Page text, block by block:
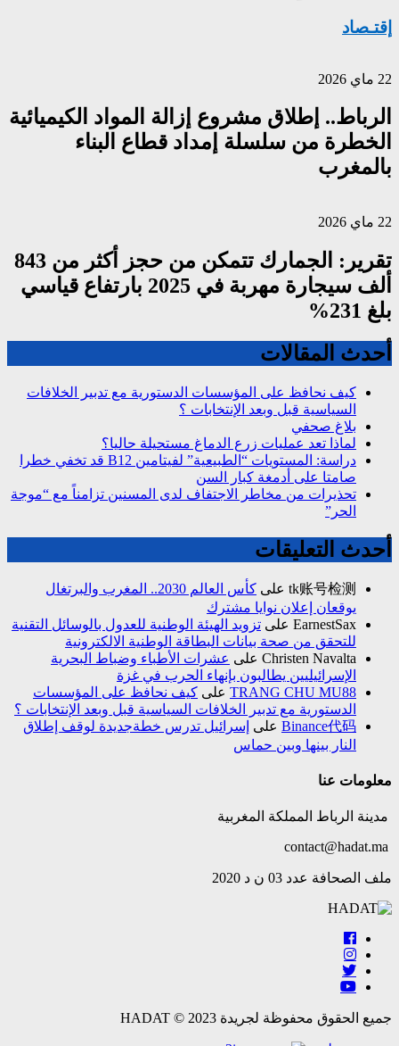
إقتـصاد
22 ماي 2026
الرباط.. إطلاق مشروع إزالة المواد الكيميائية
الخطرة من سلسلة إمداد قطاع البناء
بالمغرب
22 ماي 2026
تقرير: الجمارك تتمكن من حجز أكثر من 843
ألف سيجارة مهربة في 2025 بارتفاع قياسي
بلغ 231%
أحدث المقالات
كيف نحافظ على المؤسسات الدستورية مع تدبير الخلافات
السياسية قبل وبعد الإنتخابات ؟
بلاغ صحفي
لماذا تعد عمليات زرع الدماغ مستحيلة حاليا؟
دراسة: المستويات “الطبيعية” لفيتامين B12 قد تخفي خطرا
صامتا على أدمغة كبار السن
تحذيرات من مخاطر الاجتفاف لدى المسنين تزامناً مع “موجة
الحر”
أحدث التعليقات
tk账号检测 على
كأس العالم 2030.. المغرب والبرتغال
يوقعان إعلان نوايا مشترك
EarnestSax على تزويد الهيئة الوطنية للعدول بالوسائل التقنية
للتحقق من صحة بيانات البطاقة الوطنية الالكترونية
Christen Navalta على عشرات الأطباء وضباط البحرية
الإسرائيليين يطالبون بإنهاء الحرب في غزة
TRANG CHU MU88 على كيف نحافظ على المؤسسات
الدستورية مع تدبير الخلافات السياسية قبل وبعد الإنتخابات ؟
Binance代码 على إسرائيل تدرس خطةجديدة لوقف إطلاق
النار بينها وبين حماس
معلومات عنا
مدينة الرباط المملكة المغربية
ملف الصحافة عدد 03 ن د 2020
جميع الحقوق محفوظة لجريدة HADAT © 2023